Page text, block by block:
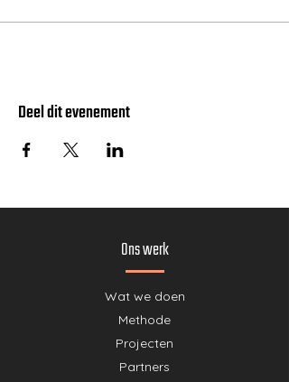
Deel dit evenement
Ons werk
Wat we doen
Methode
Projecten
Partners